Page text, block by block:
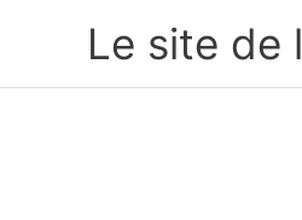
Le site de